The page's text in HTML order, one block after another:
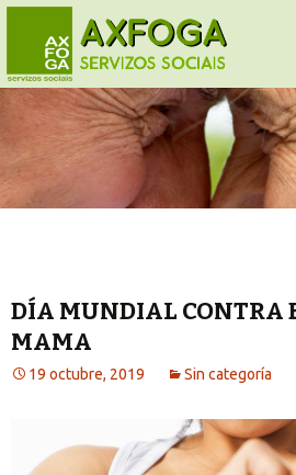
DÍA MUNDIAL CONTRA
MAMA
19 octubre, 2019 Sin categoría